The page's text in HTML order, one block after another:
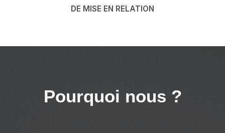
DE MISE EN RELATION
Pourquoi nous ?